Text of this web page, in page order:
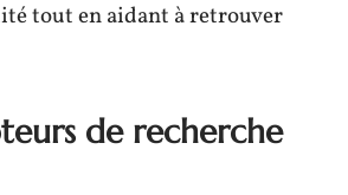
tout en aidant à retrouver
de recherche